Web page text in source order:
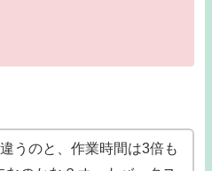
うのと、作業時間は3倍も